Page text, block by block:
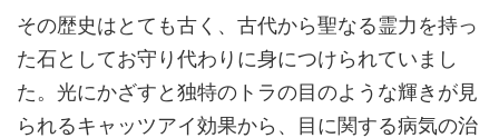
その歴史はとても古く、古代から聖なる霊力を持っ
た石としてお守り代わりに身につけられていまし
た。光にかざすと独特のトラの目のような輝きが見
られるキャッツアイ効果から、目に関する病気の治